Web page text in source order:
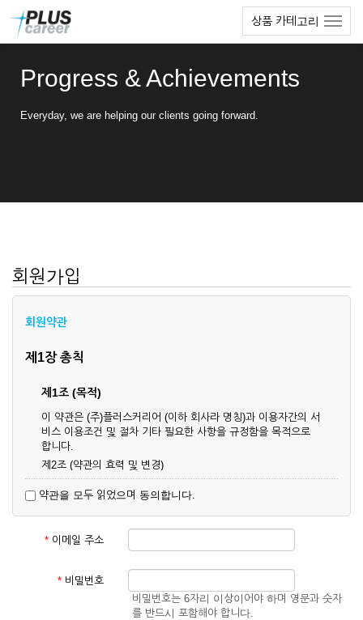
상품 카테고리
Progress & Achievements
Everyday, we are helping our clients going forward.
회원가입
회원약관
제1장 총칙
제1조 (목적)
이 약관은 (주)플러스커리어 (이하 회사라 명칭)과 이용자간의 서
비스 이용조건 및 절차 기타 필요한 사항을 규정함을 목적으로
합니다.
제2조 (약관의 효력 및 변경)
업상 중요 하거나 합리적인 사유가 발생할 경우 온라인 공사를
통하여 변경할 수 있습니다.
② 회원은 변경된 약관에 동의하지 않을 경우 서비스 이용을 중
단하고 이용계약을 해지할 수 있습니다. 약관의 효력 발생일 이
것으로 간주됩니다.
제3조 (약관의 외 준칙)
약관을 모두 읽었으며 동의합니다.
* 이메일 주소
* 비밀번호
비밀번호는 6자리 이상이어야 하며 영문과 숫자
를 반드시 포함해야 합니다.